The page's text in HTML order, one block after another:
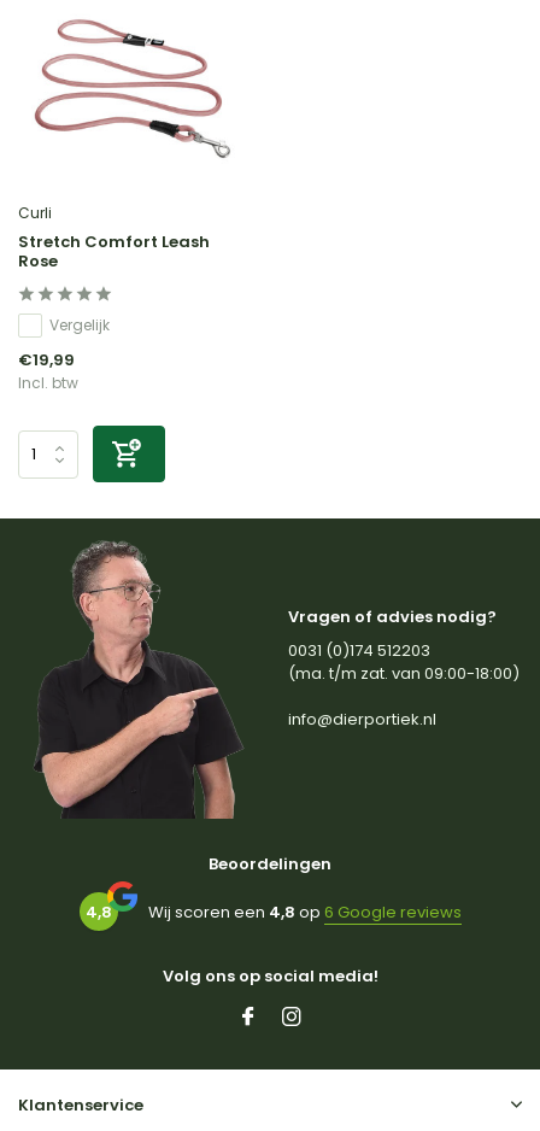
Curli
Stretch Comfort Leash
Rose
Vergelijk
€19,99
Incl. btw
Vragen of advies nodig?
0031 (0)174 512203
(ma. t/m zat. van 09:00-18:00)
info@dierportiek.nl
Beoordelingen
4,8 Wij scoren een 4,8 op 6 Google reviews
Volg ons op social media!
Klantenservice